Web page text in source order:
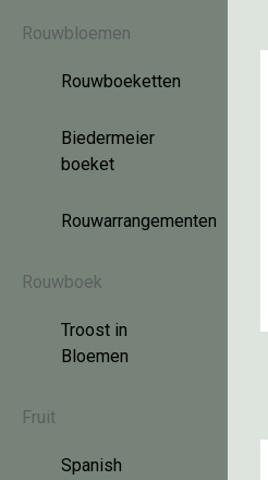
Rouwbloemen
Rouwboeketten
Biedermeier
boeket
Rouwarrangementen
Rouwboek
Troost in
Bloemen
Fruit
Spanish